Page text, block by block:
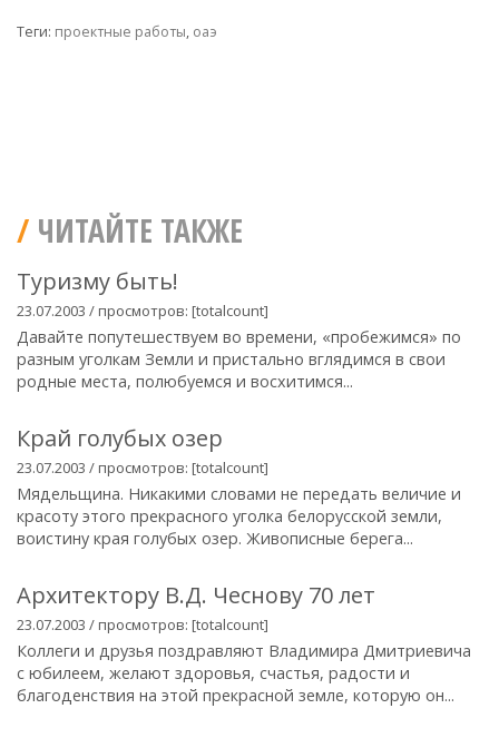
Теги: проектные работы, оаэ
ЧИТАЙТЕ ТАКЖЕ
Туризму быть!
23.07.2003 / просмотров: [totalcount]
Давайте попутешествуем во времени, «пробежимся» по
разным уголкам Земли и пристально вглядимся в свои
родные места, полюбуемся и восхитимся...
Край голубых озер
23.07.2003 / просмотров: [totalcount]
Мядельщина. Никакими словами не передать величие и
красоту этого прекрасного уголка белорусской земли,
воистину края голубых озер. Живописные берега...
Архитектору В.Д. Чеснову 70 лет
23.07.2003 / просмотров: [totalcount]
Коллеги и друзья поздравляют Владимира Дмитриевича
с юбилеем, желают здоровья, счастья, радости и
благоденствия на этой прекрасной земле, которую он...